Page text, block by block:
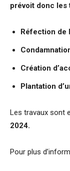
prévoit donc les
Réfection de
Création
Plantation
Les travaux sont
2024.
Pour plus